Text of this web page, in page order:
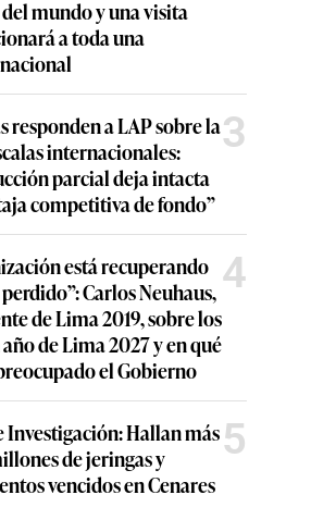
mundo y una visita
a toda una
responden a LAP sobre la
internacionales:
parcial deja intacta
competitiva de fondo”
3
está recuperando
Carlos Neuhaus,
de Lima 2019, sobre los
de Lima 2027 y en qué
el Gobierno
4
Investigación: Hallan más
de jeringas y
vencidos en Cenares
5